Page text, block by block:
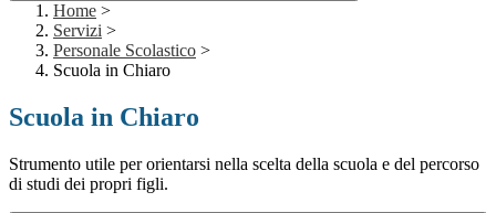
Home >
Servizi >
Personale Scolastico >
Scuola in Chiaro
Scuola in Chiaro
Strumento utile per orientarsi nella scelta della scuola e del percorso
di studi dei propri figli.